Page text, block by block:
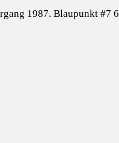
1987. Blaupunkt #7